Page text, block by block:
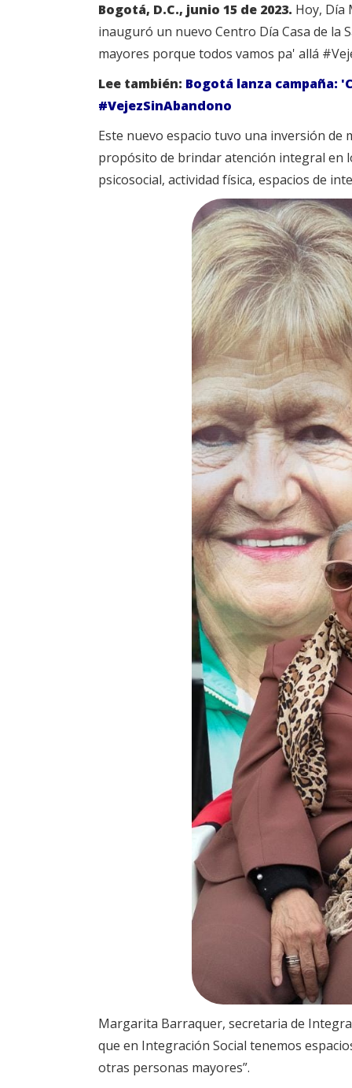
Bogotá, D.C., junio 15 de 2023. Hoy, Día
inauguró un nuevo Centro Día Casa de la
mayores porque todos vamos pa' allá
Lee también: Bogotá lanza campaña:
#VejezSinAbandono
Este nuevo espacio tuvo una inversión de
propósito de brindar atención integral en
psicosocial, actividad física, espacios de
Margarita Barraquer, secretaria de
que en Integración Social tenemos
otras personas mayores”.